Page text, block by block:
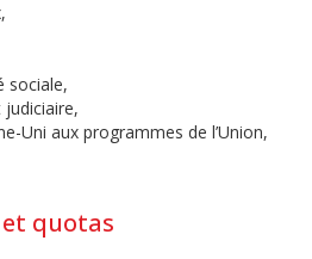
sociale,
Uni aux programmes de l’Union,
quotas